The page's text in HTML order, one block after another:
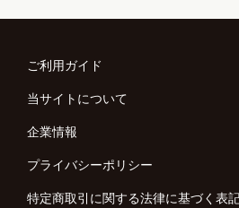
ご利用ガイド
当サイトについて
企業情報
プライバシーポリシー
特定商取引に関する法律に基づく表